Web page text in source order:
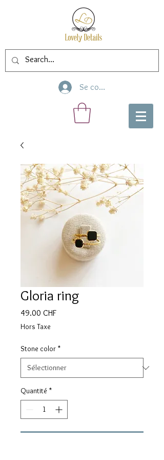
Se connecter
Gloria ring
49.00 CHFPrix
Hors Taxe
Stone color *
Quantité *